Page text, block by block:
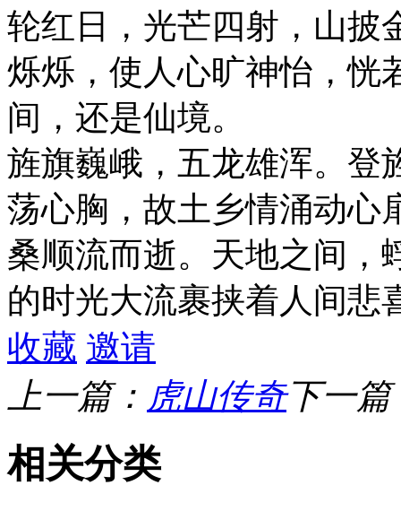
轮红日，光芒四射，山披
烁烁，使人心旷神怡，恍
间，还是仙境。
旌旗巍峨，五龙雄浑。登
荡心胸，故土乡情涌动心
桑顺流而逝。天地之间，
的时光大流裹挟着人间悲
收藏 邀请
上一篇： 虎山传奇下一篇
相关分类